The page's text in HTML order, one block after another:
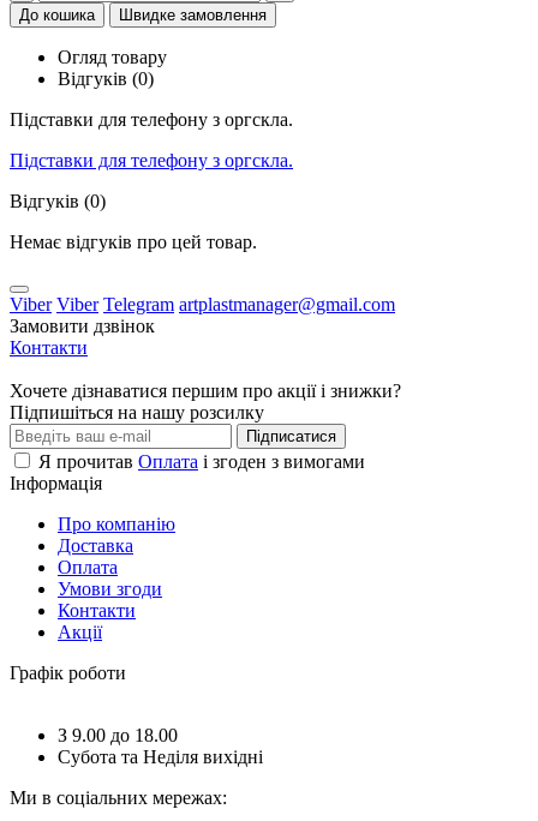
До кошика
Швидке замовлення
Огляд товару
Відгуків (0)
Підставки для телефону з оргскла.
Підставки для телефону з оргскла.
Відгуків (0)
Немає відгуків про цей товар.
Viber Viber Telegram artplastmanager@gmail.com
Замовити дзвінок
Контакти
Хочете дізнаватися першим про акції і знижки?
Підпишіться на нашу розсилку
Підписатися
Я прочитав Оплата і згоден з вимогами
Інформація
Про компанію
Доставка
Оплата
Умови згоди
Контакти
Акції
Графік роботи
З 9.00 до 18.00
Субота та Неділя вихідні
Ми в соціальних мережах: